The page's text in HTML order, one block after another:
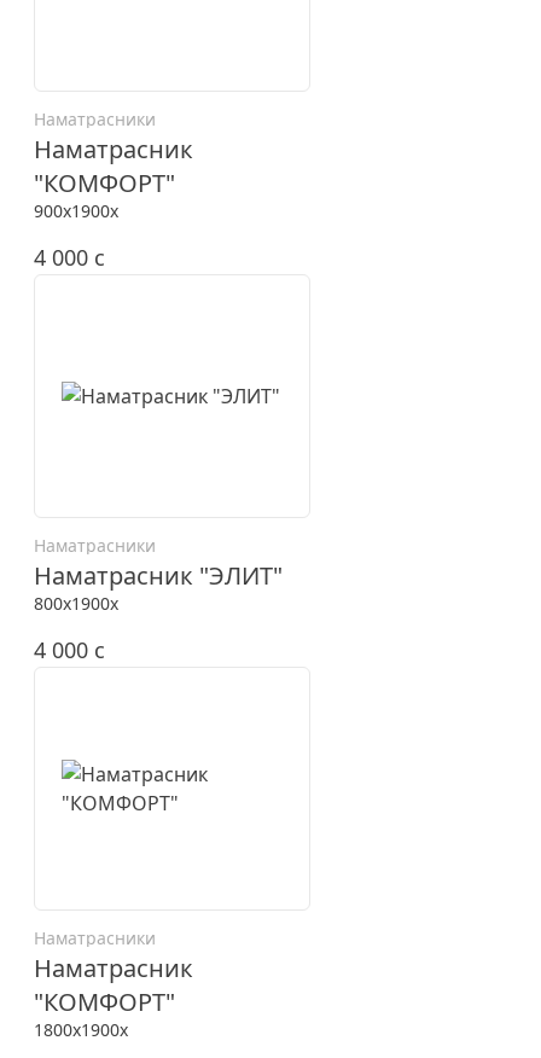
Наматрасники
Наматрасник
"КОМФОРТ"
900x1900x
4 000 c
Наматрасники
Наматрасник "ЭЛИТ"
800x1900x
4 000 c
Наматрасники
Наматрасник
"КОМФОРТ"
1800x1900x